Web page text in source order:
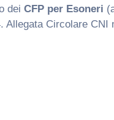
dei CFP per Esoneri
Allegata Circolare CNI